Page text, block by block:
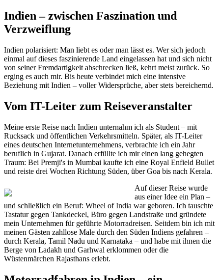
Indien – zwischen Faszination und
Verzweiflung
Indien polarisiert: Man liebt es oder man lässt es. Wer sich jedoch
einmal auf dieses faszinierende Land eingelassen hat und sich nicht
von seiner Fremdartigkeit abschrecken ließ, kehrt meist zurück. So
erging es auch mir. Bis heute verbindet mich eine intensive
Beziehung mit Indien – voller Widersprüche, aber stets bereichernd.
Vom IT-Leiter zum Reiseveranstalter
Meine erste Reise nach Indien unternahm ich als Student – mit
Rucksack und öffentlichen Verkehrsmitteln. Später, als IT-Leiter
eines deutschen Internetunternehmens, verbrachte ich ein Jahr
beruflich in Gujarat. Danach erfüllte ich mir einen lang gehegten
Traum: Bei Premji's in Mumbai kaufte ich eine Royal Enfield Bullet
und reiste drei Wochen Richtung Süden, über Goa bis nach Kerala.
Auf dieser Reise wurde
aus einer Idee ein Plan –
und schließlich ein Beruf: Wheel of India war geboren. Ich tauschte
Tastatur gegen Tankdeckel, Büro gegen Landstraße und gründete
mein Unternehmen für geführte Motorradreisen. Seitdem bin ich mit
meinen Gästen zahllose Male durch den Süden Indiens gefahren –
durch Kerala, Tamil Nadu und Karnataka – und habe mit ihnen die
Berge von Ladakh und Garhwal erklommen oder die
Wüstenmärchen Rajasthans erlebt.